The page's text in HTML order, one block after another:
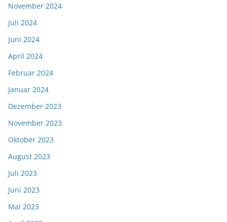
November 2024
Juli 2024
Juni 2024
April 2024
Februar 2024
Januar 2024
Dezember 2023
November 2023
Oktober 2023
August 2023
Juli 2023
Juni 2023
Mai 2023